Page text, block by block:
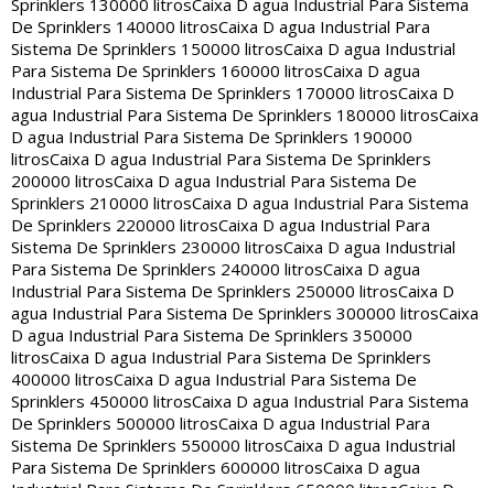
Sprinklers 130000 litrosCaixa D agua Industrial Para Sistema
De Sprinklers 140000 litrosCaixa D agua Industrial Para
Sistema De Sprinklers 150000 litrosCaixa D agua Industrial
Para Sistema De Sprinklers 160000 litrosCaixa D agua
Industrial Para Sistema De Sprinklers 170000 litrosCaixa D
agua Industrial Para Sistema De Sprinklers 180000 litrosCaixa
D agua Industrial Para Sistema De Sprinklers 190000
litrosCaixa D agua Industrial Para Sistema De Sprinklers
200000 litrosCaixa D agua Industrial Para Sistema De
Sprinklers 210000 litrosCaixa D agua Industrial Para Sistema
De Sprinklers 220000 litrosCaixa D agua Industrial Para
Sistema De Sprinklers 230000 litrosCaixa D agua Industrial
Para Sistema De Sprinklers 240000 litrosCaixa D agua
Industrial Para Sistema De Sprinklers 250000 litrosCaixa D
agua Industrial Para Sistema De Sprinklers 300000 litrosCaixa
D agua Industrial Para Sistema De Sprinklers 350000
litrosCaixa D agua Industrial Para Sistema De Sprinklers
400000 litrosCaixa D agua Industrial Para Sistema De
Sprinklers 450000 litrosCaixa D agua Industrial Para Sistema
De Sprinklers 500000 litrosCaixa D agua Industrial Para
Sistema De Sprinklers 550000 litrosCaixa D agua Industrial
Para Sistema De Sprinklers 600000 litrosCaixa D agua